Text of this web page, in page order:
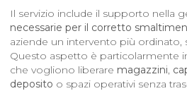
Il servizio include il supporto nella
necessarie per il corretto
aziende un intervento più
Questo aspetto è particolarmente
che vogliono liberare magazzini,
deposito o spazi operativi senza